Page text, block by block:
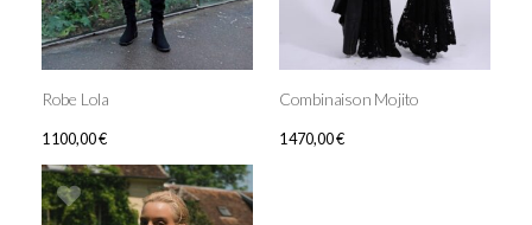
Robe Lola
1 100,00€
Combinaison Mojito
1 470,00€